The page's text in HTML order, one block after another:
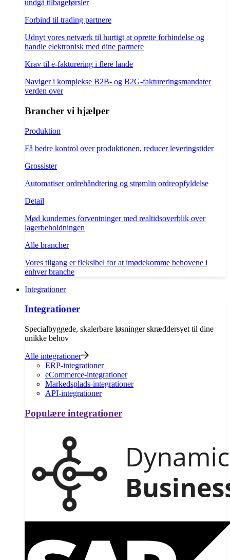
undgå tilbageførsler
Forbind til trading partnere
Udnyt vores netværk til hurtigt at oprette forbindelse og
handle elektronisk med dine partnere
Krav til e-fakturering i flere lande
Naviger i komplekse B2B- og B2G-faktureringsmandater
verden over
Brancher vi hjælper
Produktion
Få bedre kontrol over produktionen, reducer leveringstider
Grossister
Automatiser ordrehåndtering og strømlin ordreopfyldelse
Detail
Mød kundernes forventninger med realtidsoverblik over
lagerbeholdningen
Alle brancher
Vores tilgang er fleksibel for at imødekomme behovene i
enhver branche
Integrationer
Integrationer
Specialbyggede, skalerbare løsninger skræddersyet til dine
unikke behov
Alle integrationer
ERP-integrationer
eCommerce-integrationer
Markedsplads-integrationer
API-integrationer
Populære integrationer